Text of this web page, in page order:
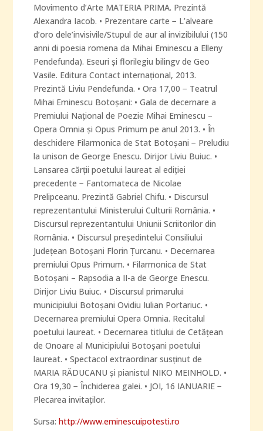
Movimento d’Arte MATERIA PRIMA. Prezintă
Alexandra Iacob. • Prezentare carte − L’alveare
d’oro dele’invisivile/Stupul de aur al invizibilului (150
anni di poesia romena da Mihai Eminescu a Elleny
Pendefunda). Eseuri şi florilegiu bilingv de Geo
Vasile. Editura Contact internaţional, 2013.
Prezintă Liviu Pendefunda. • Ora 17,00 − Teatrul
Mihai Eminescu Botoşani: • Gala de decernare a
Premiului Naţional de Poezie Mihai Eminescu –
Opera Omnia şi Opus Primum pe anul 2013. • În
deschidere Filarmonica de Stat Botoşani − Preludiu
la unison de George Enescu. Dirijor Liviu Buiuc. •
Lansarea cărţii poetului laureat al ediţiei
precedente − Fantomateca de Nicolae
Prelipceanu. Prezintă Gabriel Chifu. • Discursul
reprezentantului Ministerului Culturii România. •
Discursul reprezentantului Uniunii Scriitorilor din
România. • Discursul preşedintelui Consiliului
Judeţean Botoşani Florin Ţurcanu. • Decernarea
premiului Opus Primum. • Filarmonica de Stat
Botoşani – Rapsodia a II-a de George Enescu.
Dirijor Liviu Buiuc. • Discursul primarului
municipiului Botoşani Ovidiu Iulian Portariuc. •
Decernarea premiului Opera Omnia. Recitalul
poetului laureat. • Decernarea titlului de Cetăţean
de Onoare al Municipiului Botoşani poetului
laureat. • Spectacol extraordinar susţinut de
MARIA RĂDUCANU şi pianistul NIKO MEINHOLD. •
Ora 19,30 − Închiderea galei. • JOI, 16 IANUARIE −
Plecarea invitaţilor.
Sursa:http://www.eminescuipotesti.ro